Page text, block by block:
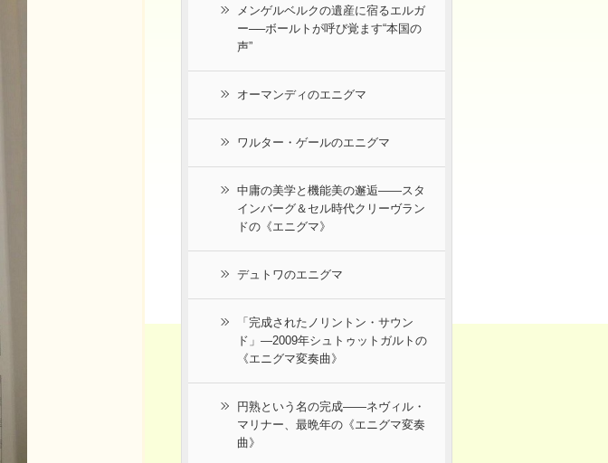
メンゲルベルクの遺産に宿るエルガ
ー──ボールトが呼び覚ます“本国の
声”
オーマンディのエニグマ
ワルター・ゲールのエニグマ
中庸の美学と機能美の邂逅――スタ
インバーグ＆セル時代クリーヴラン
ドの《エニグマ》
デュトワのエニグマ
「完成されたノリントン・サウン
ド」―2009年シュトゥットガルトの
《エニグマ変奏曲》
円熟という名の完成――ネヴィル・
マリナー、最晩年の《エニグマ変奏
曲》